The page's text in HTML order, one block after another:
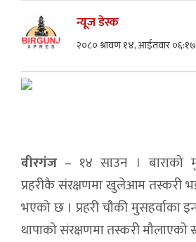
न्यूज डेस्क
२०८० श्रावण १४, आईतवार
वीरगंज – १४ साउन । बाराको
प्रहरीकै संरक्षणमा खुलेआम तस्करी
भएको छ । प्रहरी चौकी मुसहर्वाका
थापाको संरक्षणमा तस्करी मौलाएको